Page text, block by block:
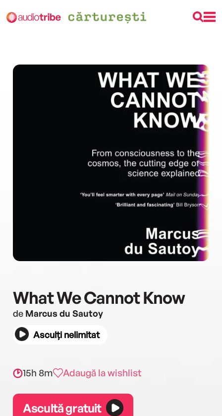
What We Cannot Know
de Marcus du Sautoy
Asculți nelimitat
15h 8m Adaugă la wishlist
Ascultă gratuit